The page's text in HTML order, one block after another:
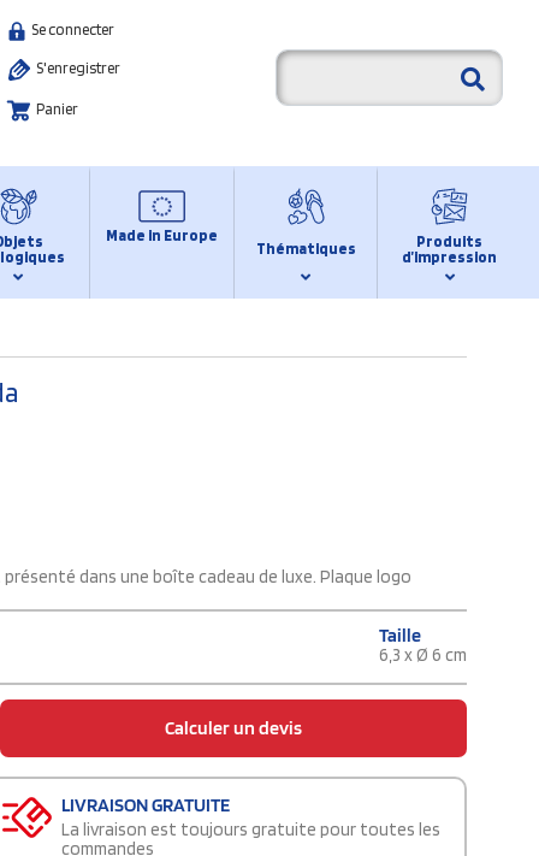
Se connecter
S'enregistrer
Panier
Made in Europe
Thématiques
Produits
d’impression
dans une boîte cadeau de luxe. Plaque logo
Taille
6,3 x Ø 6 cm
Calculer un devis
LIVRAISON GRATUITE
La livraison est toujours gratuite pour toutes les
commandes